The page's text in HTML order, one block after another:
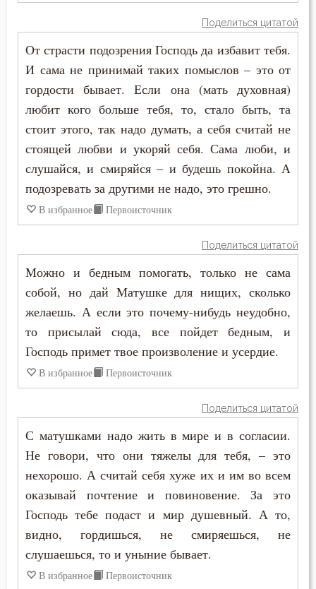
Поделиться цитатой
От страсти подозрения Господь да избавит тебя.
И сама не принимай таких помыслов – это от
гордости бывает. Если она (мать духовная)
любит кого больше тебя, то, стало быть, та
стоит этого, так надо думать, а себя считай не
стоящей любви и укоряй себя. Сама люби, и
слушайся, и смиряйся – и будешь покойна. А
подозревать за другими не надо, это грешно.
В избранное Первоисточник
Поделиться цитатой
Можно и бедным помогать, только не сама
собой, но дай Матушке для нищих, сколько
желаешь. А если это почему-нибудь неудобно,
то присылай сюда, все пойдет бедным, и
Господь примет твое произволение и усердие.
В избранное Первоисточник
Поделиться цитатой
С матушками надо жить в мире и в согласии.
Не говори, что они тяжелы для тебя, – это
нехорошо. А считай себя хуже их и им во всем
оказывай почтение и повиновение. За это
Господь тебе подаст и мир душевный. А то,
видно, гордишься, не смиряешься, не
слушаешься, то и уныние бывает.
В избранное Первоисточник